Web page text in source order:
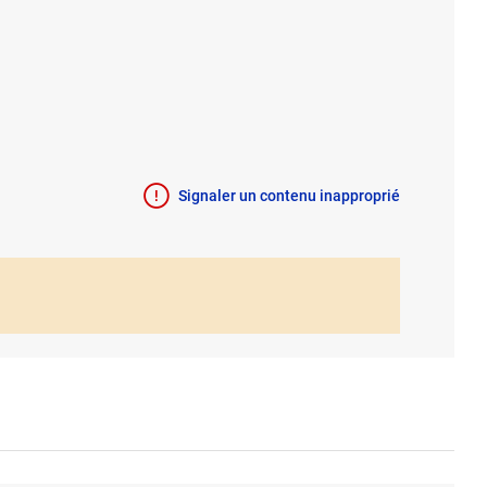
Signaler un contenu inapproprié